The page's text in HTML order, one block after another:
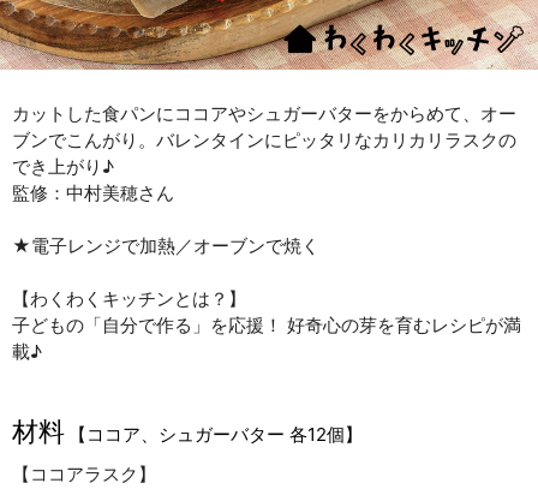
カットした食パンにココアやシュガーバターをからめて、オー
ブンでこんがり。バレンタインにピッタリなカリカリラスクの
でき上がり♪
監修：中村美穂さん
★電子レンジで加熱／オーブンで焼く
【わくわくキッチンとは？】
子どもの「自分で作る」を応援！ 好奇心の芽を育むレシピが満
載♪
材料
【ココア、シュガーバター 各12個】
【ココアラスク】